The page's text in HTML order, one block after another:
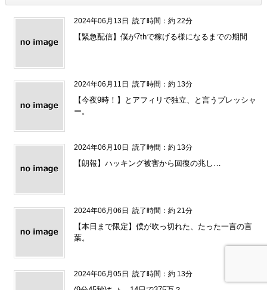
2024年06月13日 読了時間：約 22分
【緊急配信】僕が7thで稼げる様になるまでの期間
2024年06月11日 読了時間：約 13分
【今夜9時！】とアフィリで独立、と言うプレッシャ
ー。
2024年06月10日 読了時間：約 13分
【朗報】ハッキング被害から回復の兆し…
2024年06月06日 読了時間：約 21分
【本日まで限定】僕が吹っ切れた、たった一言の言
葉。
2024年06月05日 読了時間：約 13分